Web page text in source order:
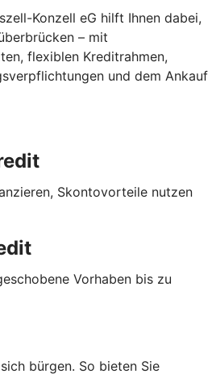
Konzell eG hilft Ihnen dabei,
– mit
flexiblen Kreditrahmen,
und dem Ankauf
Skontovorteile nutzen
Vorhaben bis zu
bürgen. So bieten Sie